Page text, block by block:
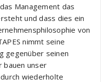
Management das
und dass dies ein
von
nimmt seine
gegenüber seinen
bauen unser
wiederholte